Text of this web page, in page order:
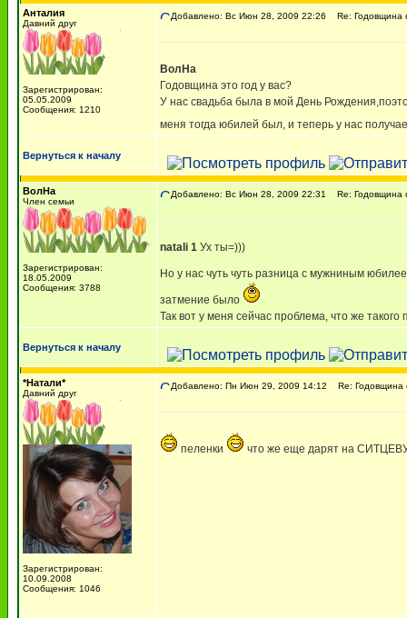
Анталия
Давний друг
Зарегистрирован:
05.05.2009
Сообщения: 1210
Добавлено: Вс Июн 28, 2009 22:26 Re: Годовщина
ВолНа
Годовщина это год у вас?
У нас свадьба была в мой День
меня тогда юбилей был, и теперь у нас
Вернуться к началу
ВолНа
Член семьи
Зарегистрирован:
18.05.2009
Сообщения: 3788
Добавлено: Вс Июн 28, 2009 22:31 Re: Годовщина
natali 1 Ух ты=)))
Но у нас чуть чуть разница с мужниным
затмение было
Так вот у меня сейчас проблема, что же
Вернуться к началу
*Натали*
Давний друг
Зарегистрирован:
10.09.2008
Сообщения: 1046
Добавлено: Пн Июн 29, 2009 14:12 Re: Годовщина
пеленки что же еще дарят на